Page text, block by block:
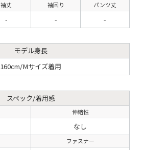
袖丈 袖回り パンツ丈
- - -
モデル身長
160cm/Mサイズ着用
スペック/着用感
伸縮性
なし
ファスナー